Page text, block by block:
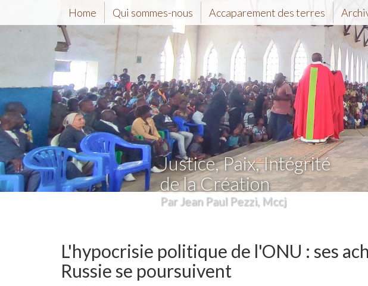
Home Qui sommes-nous Accaparement des terres
Justice, Paix, Intégrité
de la Création
Par Jean Paul Pezzi, Mccj
L'hypocrisie politique de l'ONU : ses
Russie se poursuivent